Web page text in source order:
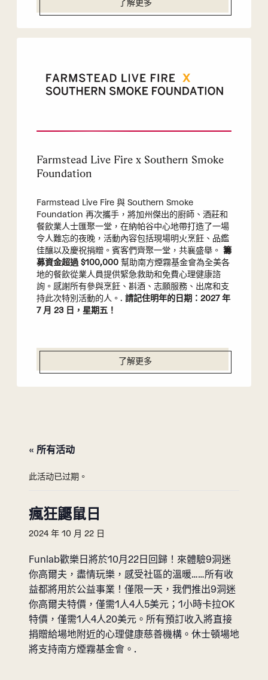
了解更多
Farmstead Live Fire x Southern Smoke
Foundation
Farmstead Live Fire 與 Southern Smoke
Foundation 再次攜手，將加州傑出的廚師、酒莊和
餐飲業人士匯聚一堂，在納帕谷中心地帶打造了一場
令人難忘的夜晚，活動內容包括現場明火烹飪、品鑑
佳釀以及慶祝捐贈。賓客們齊聚一堂，共襄盛舉。 籌
募資金超過 $100,000幫助南方煙霧基金會為全美各
地的餐飲從業人員提供緊急救助和免費心理健康諮
詢。感謝所有參與烹飪、斟酒、志願服務、出席和支
持此次特別活動的人。. 請記住明年的日期：2027 年
7 月 23 日，星期五！
了解更多
« 所有活动
此活动已过期。
瘋狂鼴鼠日
2024 年 10 月 22 日
Funlab歡樂日將於10月22日回歸！來體驗9洞迷
你高爾夫，盡情玩樂，感受社區的溫暖……所有收
益都將用於公益事業！僅限一天，我們推出9洞迷
你高爾夫特價，僅需1人4人5美元；1小時卡拉OK
特價，僅需1人4人20美元。所有預訂收入將直接
捐贈給場地附近的心理健康慈善機構。休士頓場地
將支持南方煙霧基金會。.